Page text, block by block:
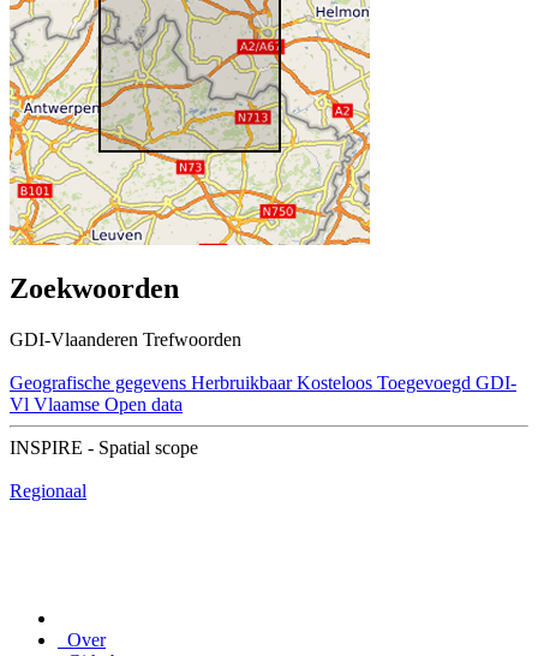
Zoekwoorden
GDI-Vlaanderen Trefwoorden
Geografische gegevens Herbruikbaar Kosteloos Toegevoegd GDI-
Vl Vlaamse Open data
INSPIRE - Spatial scope
Regionaal
Over